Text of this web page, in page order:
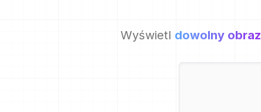
Wyświetl dowolny obraz